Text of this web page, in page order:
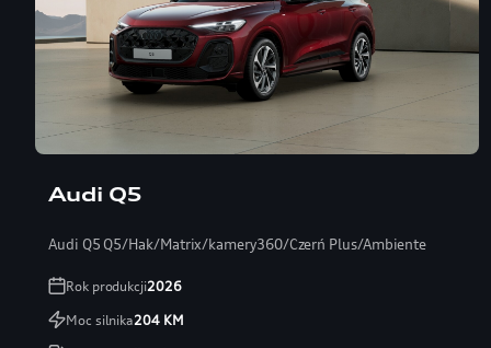
Audi Q5
Audi Q5 Q5/Hak/Matrix/kamery360/Czerń Plus/Ambiente
Rok produkcji2026
Moc silnika204KM